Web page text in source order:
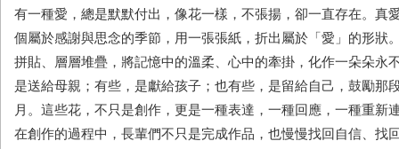
有一種愛，總是默默付出，像花一樣，不張揚，卻一直存在。真
個屬於感謝與思念的季節，用一張張紙，折出屬於「愛」的形狀
拼貼、層層堆疊，將記憶中的溫柔、心中的牽掛，化作一朵朵永
是送給母親；有些，是獻給孩子；也有些，是留給自己，鼓勵那
月。這些花，不只是創作，更是一種表達，一種回應，一種重新
在創作的過程中，長輩們不只是完成作品，也慢慢找回自信、找